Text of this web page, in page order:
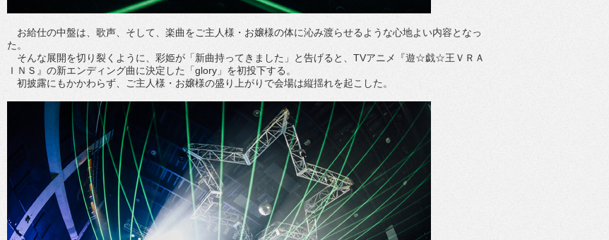
お給仕の中盤は、歌声、そして、楽曲をご主人様・お嬢様の体に沁み渡らせるような心地よい内容となっ
た。
そんな展開を切り裂くように、彩姫が「新曲持ってきました」と告げると、TVアニメ『遊☆戯☆王ＶＲＡ
ＩＮＳ』の新エンディング曲に決定した「glory」を初投下する。
初披露にもかかわらず、ご主人様・お嬢様の盛り上がりで会場は縦揺れを起こした。